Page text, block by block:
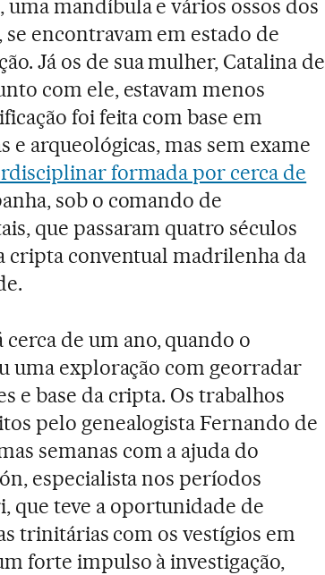
uma mandíbula e vários ossos dos
encontravam em estado de
Já os de sua mulher, Catalina de
com ele, estavam menos
foi feita com base em
e arqueológicas, mas sem exame
formada por cerca de
sob o comando de
que passaram quatro séculos
cripta conventual madrilenha da
de um ano, quando o
uma exploração com georradar
e base da cripta. Os trabalhos
pelo genealogista Fernando de
semanas com a ajuda do
especialista nos períodos
que teve a oportunidade de
trinitárias com os vestígios em
forte impulso à investigação,